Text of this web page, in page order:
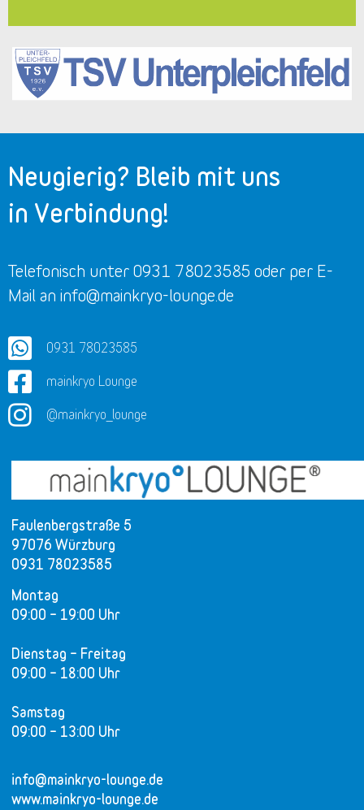
Faulenbergstraße 5
97076 Würzburg
0931 78023585
Montag
09:00 – 19:00 Uhr
Dienstag – Freitag
09:00 – 18:00 Uhr
Samstag
09:00 – 13:00 Uhr
info@mainkryo-lounge.de
www.mainkryo-lounge.de
Neugierig? Bleib mit uns
in Verbindung!
Telefonisch unter 0931 78023585 oder per E-
Mail an info@mainkryo-lounge.de
0931 78023585
mainkryo Lounge
@mainkryo_lounge